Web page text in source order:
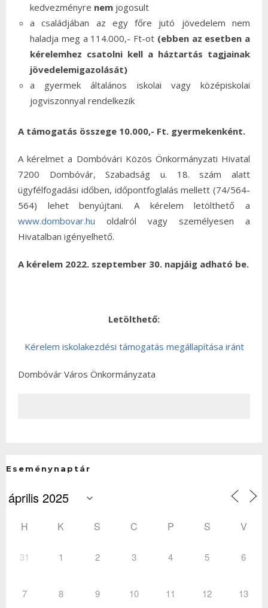
kedvezményre nem jogosult
a családjában az egy főre jutó jövedelem nem
haladja meg a 114.000,- Ft-ot (ebben az esetben a
kérelemhez csatolni kell a háztartás tagjainak
jövedelemigazolását)
a gyermek általános iskolai vagy középiskolai
jogviszonnyal rendelkezik
A támogatás összege 10.000,- Ft. gyermekenként.
A kérelmet a Dombóvári Közös Önkormányzati Hivatal
7200 Dombóvár, Szabadság u. 18. szám alatt
ügyfélfogadási időben, időpontfoglalás mellett (74/564-
564) lehet benyújtani. A kérelem letölthető a
www.dombovar.hu oldalról vagy személyesen a
Hivatalban igényelhető.
A kérelem 2022. szeptember 30. napjáig adható be.
Letölthető:
Kérelem iskolakezdési támogatás megállapítása iránt
Dombóvár Város Önkormányzata
Eseménynaptár
H K S C P S V
31 1 2 3 4 5 6
7 8 9 10 11 12 13